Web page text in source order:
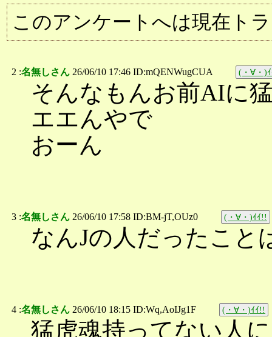
このアンケートへは現在ト
2 :名無しさん 26/06/10 17:46 ID:mQENWugCUA (・∀・)
そんなもんお前AIに
エエんやで
おーん
3 :名無しさん 26/06/10 17:58 ID:BM-jT,OUz0 (・∀・)ｲｲ!!
なんJの人だったこと
4 :名無しさん 26/06/10 18:15 ID:Wq,AoIJg1F (・∀・)ｲｲ!!
猛虎魂持ってない人